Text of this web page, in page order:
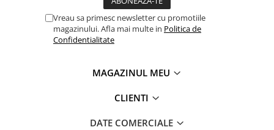
Vreau sa primesc newsletter cu promotiile
magazinului. Afla mai multe in Politica de
Confidentialitate
MAGAZINUL MEU
CLIENTI
DATE COMERCIALE